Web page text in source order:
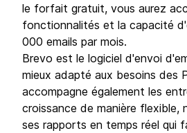
le forfait gratuit, vous aurez
fonctionnalités et la capacité
000 emails par mois.
Brevo est le logiciel d'envoi
mieux adapté aux besoins des
accompagne également les
croissance de manière flexible,
ses rapports en temps réel qui